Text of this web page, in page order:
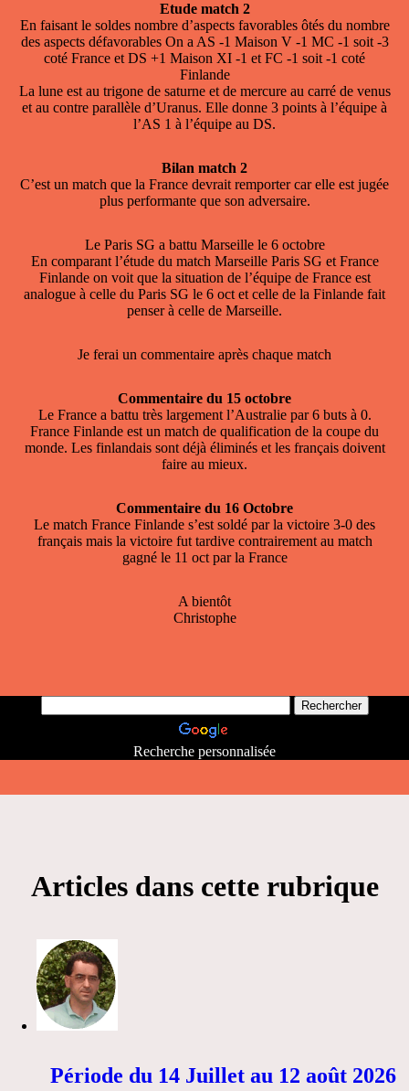
Etude match 2
En faisant le soldes nombre d’aspects favorables ôtés du nombre
des aspects défavorables On a AS -1 Maison V -1 MC -1 soit -3
coté France et DS +1 Maison XI -1 et FC -1 soit -1 coté
Finlande
La lune est au trigone de saturne et de mercure au carré de venus
et au contre parallèle d’Uranus. Elle donne 3 points à l’équipe à
l’AS 1 à l’équipe au DS.
Bilan match 2
C’est un match que la France devrait remporter car elle est jugée
plus performante que son adversaire.
Le Paris SG a battu Marseille le 6 octobre
En comparant l’étude du match Marseille Paris SG et France
Finlande on voit que la situation de l’équipe de France est
analogue à celle du Paris SG le 6 oct et celle de la Finlande fait
penser à celle de Marseille.
Je ferai un commentaire après chaque match
Commentaire du 15 octobre
Le France a battu très largement l’Australie par 6 buts à 0.
France Finlande est un match de qualification de la coupe du
monde. Les finlandais sont déjà éliminés et les français doivent
faire au mieux.
Commentaire du 16 Octobre
Le match France Finlande s’est soldé par la victoire 3-0 des
français mais la victoire fut tardive contrairement au match
gagné le 11 oct par la France
A bientôt
Christophe
Recherche personnalisée
Articles dans cette rubrique
Période du 14 Juillet au 12 août 2026